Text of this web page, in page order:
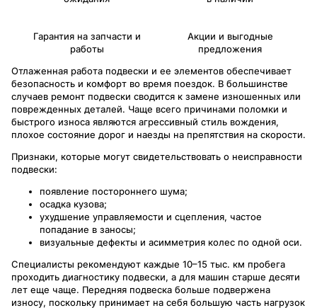
Гарантия на запчасти и
работы
Акции и выгодные
предложения
Отлаженная работа подвески и ее элементов обеспечивает
безопасность и комфорт во время поездок. В большинстве
случаев ремонт подвески сводится к замене изношенных или
поврежденных деталей. Чаще всего причинами поломки и
быстрого износа являются агрессивный стиль вождения,
плохое состояние дорог и наезды на препятствия на скорости.
Признаки, которые могут свидетельствовать о неисправности
подвески:
появление постороннего шума;
осадка кузова;
ухудшение управляемости и сцепления, частое
попадание в заносы;
визуальные дефекты и асимметрия колес по одной оси.
Специалисты рекомендуют каждые 10–15 тыс. км пробега
проходить диагностику подвески, а для машин старше десяти
лет еще чаще. Передняя подвеска больше подвержена
износу, поскольку принимает на себя большую часть нагрузок